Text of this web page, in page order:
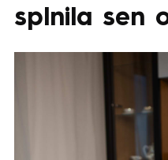
splnila sen